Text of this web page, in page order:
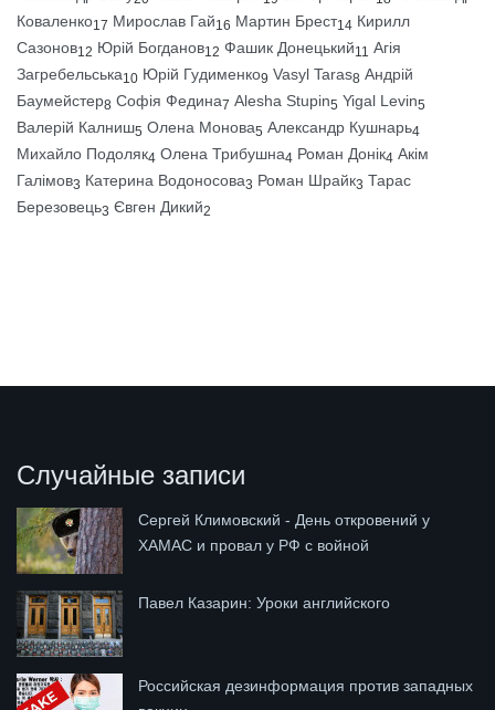
Коваленко17 Мирослав Гай16 Мартин Брест14 Кирилл
Сазонов12 Юрій Богданов12 Фашик Донецький11 Агія
Загребельська10 Юрій Гудименко9 Vasyl Taras8 Андрій
Баумейстер8 Софія Федина7 Alesha Stupin5 Yigal Levin5
Валерій Калниш5 Олена Монова5 Александр Кушнарь4
Михайло Подоляк4 Олена Трибушна4 Роман Донік4 Акім
Галімов3 Катерина Водоносова3 Роман Шрайк3 Тарас
Березовець3 Євген Дикий2
Случайные записи
Сергей Климовский - День откровений у
ХАМАС и провал у РФ с войной
Павел Казарин: Уроки английского
Российская дезинформация против западных